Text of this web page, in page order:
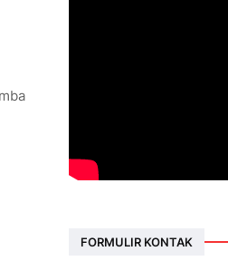
FORMULIR KONTAK